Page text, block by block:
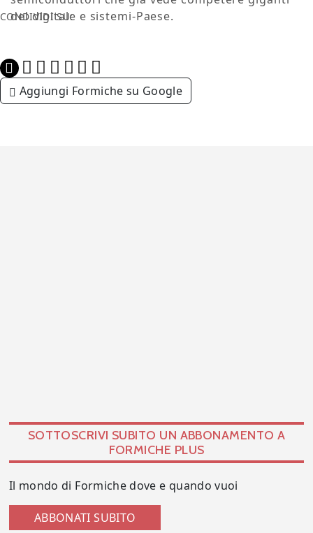
del digitale e sistemi-Paese.
CONDIVIDI SU:
Aggiungi Formiche su Google
SOTTOSCRIVI SUBITO UN ABBONAMENTO A
FORMICHE PLUS
Il mondo di Formiche dove e quando vuoi
ABBONATI SUBITO